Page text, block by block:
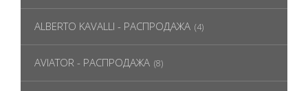
ALBERTO KAVALLI - РАСПРОДАЖА (4)
AVIATOR - РАСПРОДАЖА (8)